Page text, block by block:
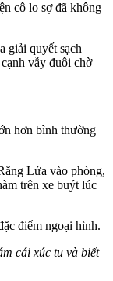
cô lo sợ đã không
giải quyết sạch
vẫy đuôi chờ
hơn bình thường
Lửa vào phòng,
trên xe buýt lúc
điểm ngoại hình.
cái xúc tu và biết